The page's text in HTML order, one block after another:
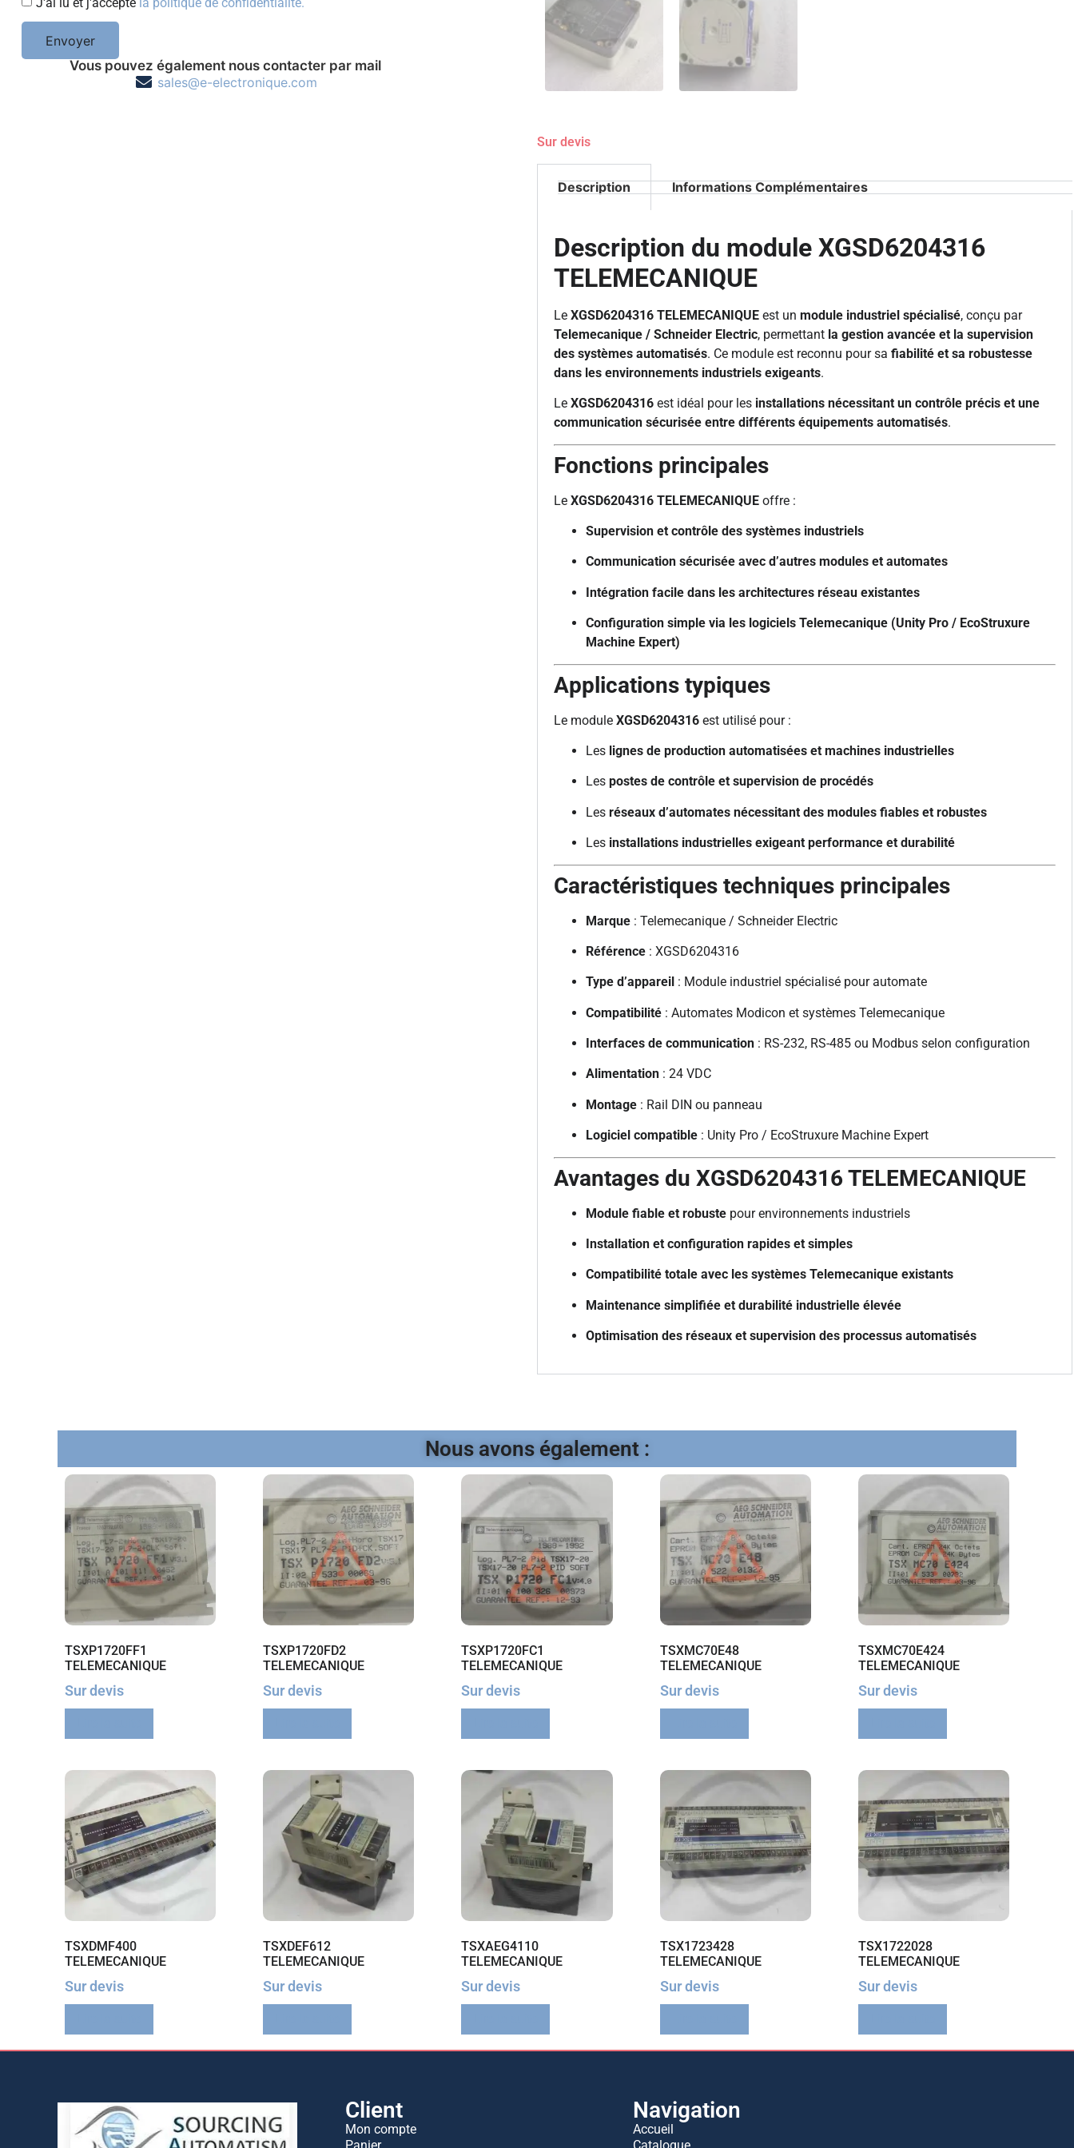
Envoyer
Vous pouvez également nous contacter par mail
sales@e-electronique.com
Sur devis
Description Informations Complémentaires
Description du module XGSD6204316
TELEMECANIQUE
Le XGSD6204316 TELEMECANIQUE est un module industriel spécialisé, conçu par
Telemecanique / Schneider Electric, permettant la gestion avancée et la supervision
des systèmes automatisés. Ce module est reconnu pour sa fiabilité et sa robustesse
dans les environnements industriels exigeants.
Le XGSD6204316 est idéal pour les installations nécessitant un contrôle précis et une
communication sécurisée entre différents équipements automatisés.
Fonctions principales
Le XGSD6204316 TELEMECANIQUE offre :
Supervision et contrôle des systèmes industriels
Communication sécurisée avec d’autres modules et automates
Intégration facile dans les architectures réseau existantes
Configuration simple via les logiciels Telemecanique (Unity Pro / EcoStruxure
Machine Expert)
Applications typiques
Le module XGSD6204316 est utilisé pour :
Les lignes de production automatisées et machines industrielles
Les postes de contrôle et supervision de procédés
Les réseaux d’automates nécessitant des modules fiables et robustes
Les installations industrielles exigeant performance et durabilité
Caractéristiques techniques principales
Marque : Telemecanique / Schneider Electric
Référence : XGSD6204316
Type d’appareil : Module industriel spécialisé pour automate
Compatibilité : Automates Modicon et systèmes Telemecanique
Interfaces de communication : RS-232, RS-485 ou Modbus selon configuration
Alimentation : 24 VDC
Montage : Rail DIN ou panneau
Logiciel compatible : Unity Pro / EcoStruxure Machine Expert
Avantages du XGSD6204316 TELEMECANIQUE
Module fiable et robuste pour environnements industriels
Installation et configuration rapides et simples
Compatibilité totale avec les systèmes Telemecanique existants
Maintenance simplifiée et durabilité industrielle élevée
Optimisation des réseaux et supervision des processus automatisés
Nous avons également :
TSXP1720FF1
TELEMECANIQUE
Sur devis
TSXP1720FD2
TELEMECANIQUE
Sur devis
TSXP1720FC1
TELEMECANIQUE
Sur devis
TSXMC70E48
TELEMECANIQUE
Sur devis
TSXMC70E424
TELEMECANIQUE
Sur devis
TSXDMF400
TELEMECANIQUE
Sur devis
TSXDEF612
TELEMECANIQUE
Sur devis
TSXAEG4110
TELEMECANIQUE
Sur devis
TSX1723428
TELEMECANIQUE
Sur devis
TSX1722028
TELEMECANIQUE
Sur devis
Client
Mon compte
Navigation
Accueil